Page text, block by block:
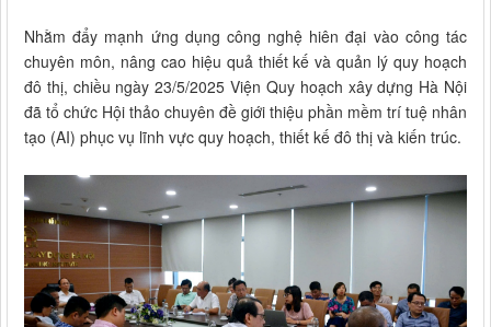
Nhằm đẩy mạnh ứng dụng công nghệ hiên đại vào công tác
chuyên môn, nâng cao hiệu quả thiết kế và quản lý quy hoạch
đô thị, chiều ngày 23/5/2025 Viện Quy hoạch xây dựng Hà Nội
đã tổ chức Hội thảo chuyên đề giới thiệu phần mềm trí tuệ nhân
tạo (AI) phục vụ lĩnh vực quy hoạch, thiết kế đô thị và kiến trúc.